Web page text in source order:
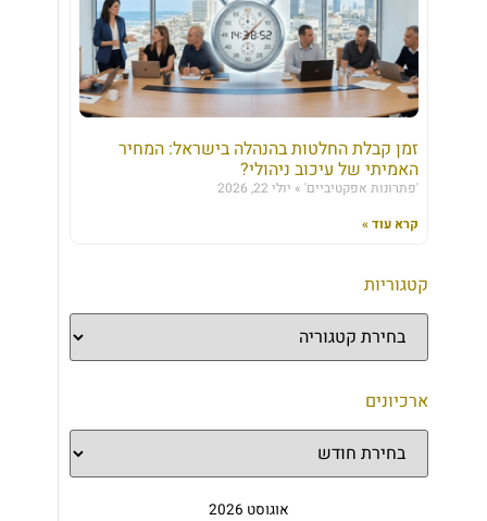
זמן קבלת החלטות בהנהלה בישראל: המחיר
האמיתי של עיכוב ניהולי?
'פתרונות אפקטיביים'
יולי 22, 2026
קרא עוד »
קטגוריות
ארכיונים
אוגוסט 2026